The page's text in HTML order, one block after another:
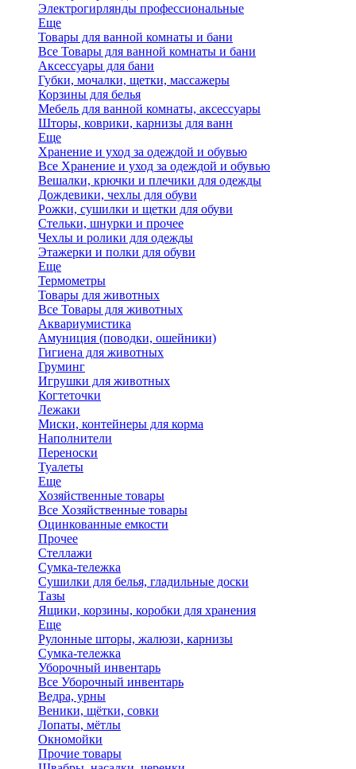
Электрогирлянды профессиональные
Еще
Товары для ванной комнаты и бани
Все Товары для ванной комнаты и бани
Аксессуары для бани
Губки, мочалки, щетки, массажеры
Корзины для белья
Мебель для ванной комнаты, аксессуары
Шторы, коврики, карнизы для ванн
Еще
Хранение и уход за одеждой и обувью
Все Хранение и уход за одеждой и обувью
Вешалки, крючки и плечики для одежды
Дождевики, чехлы для обуви
Рожки, сушилки и щетки для обуви
Стельки, шнурки и прочее
Чехлы и ролики для одежды
Этажерки и полки для обуви
Еще
Термометры
Товары для животных
Все Товары для животных
Аквариумистика
Амуниция (поводки, ошейники)
Гигиена для животных
Груминг
Игрушки для животных
Когтеточки
Лежаки
Миски, контейнеры для корма
Наполнители
Переноски
Туалеты
Еще
Хозяйственные товары
Все Хозяйственные товары
Оцинкованные емкости
Прочее
Стеллажи
Сумка-тележка
Сушилки для белья, гладильные доски
Тазы
Ящики, корзины, коробки для хранения
Еще
Рулонные шторы, жалюзи, карнизы
Сумка-тележка
Уборочный инвентарь
Все Уборочный инвентарь
Ведра, урны
Веники, щётки, совки
Лопаты, мётлы
Окномойки
Прочие товары